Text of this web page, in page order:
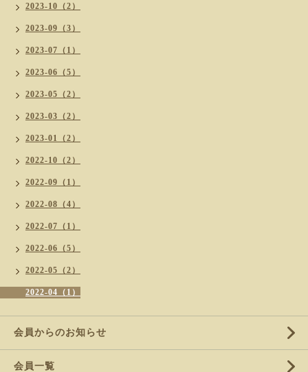
2023-10（2）
2023-09（3）
2023-07（1）
2023-06（5）
2023-05（2）
2023-03（2）
2023-01（2）
2022-10（2）
2022-09（1）
2022-08（4）
2022-07（1）
2022-06（5）
2022-05（2）
2022-04（1）
会員からのお知らせ
会員一覧